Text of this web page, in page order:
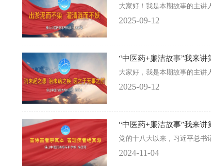
大家好！我是本期故事的主讲
2025-09-12
“中医药+廉洁故事”我来
大家好，我是本期故事的主讲
2025-09-12
“中医药+廉洁故事”我来
党的十八大以来，习近平总书
2024-11-04